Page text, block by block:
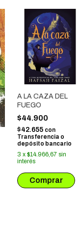
A LA CAZA DEL
FUEGO
$44.900
$42.655 con
Transferencia o
depósito bancario
3 x $14.966,67 sin
interés